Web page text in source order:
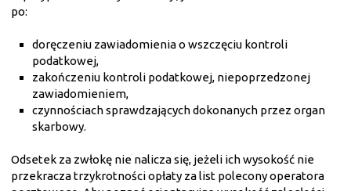
po:
doręczeniu zawiadomienia o wszczęciu kontroli
podatkowej,
zakończeniu kontroli podatkowej, niepoprzedzonej
zawiadomieniem,
czynnościach sprawdzających dokonanych przez organ
skarbowy.
Odsetek za zwłokę nie nalicza się, jeżeli ich wysokość nie
przekracza trzykrotności opłaty za list polecony operatora